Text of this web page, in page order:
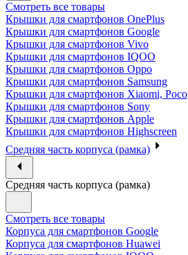
Смотреть все товары
Крышки для смартфонов OnePlus
Крышки для смартфонов Google
Крышки для смартфонов Vivo
Крышки для смартфонов IQOO
Крышки для смартфонов Oppo
Крышки для смартфонов Samsung
Крышки для смартфонов Xiaomi, Poco
Крышки для смартфонов Sony
Крышки для смартфонов Apple
Крышки для смартфонов Highscreen
Средняя часть корпуса (рамка)
Средняя часть корпуса (рамка)
Смотреть все товары
Корпуса для смартфонов Google
Корпуса для смартфонов Huawei